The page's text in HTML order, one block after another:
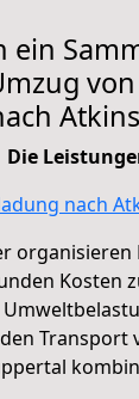
ein
Die
nach
organisieren
Kosten
Transport